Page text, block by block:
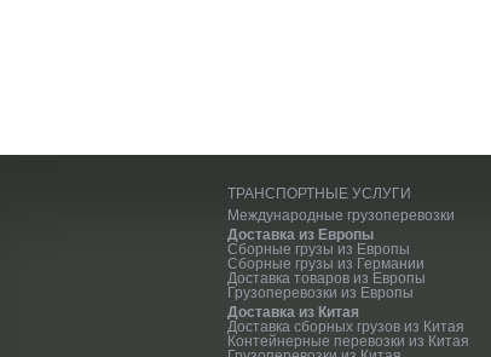
ТРАНСПОРТНЫЕ УСЛУГИ
Международные грузоперевозки
Доставка из Европы
Сборные грузы из Европы
Сборные грузы из Германии
Доставка товаров из Европы
Грузоперевозки из Европы
Доставка из Китая
Доставка сборных грузов из Китая
Контейнерные перевозки из Китая